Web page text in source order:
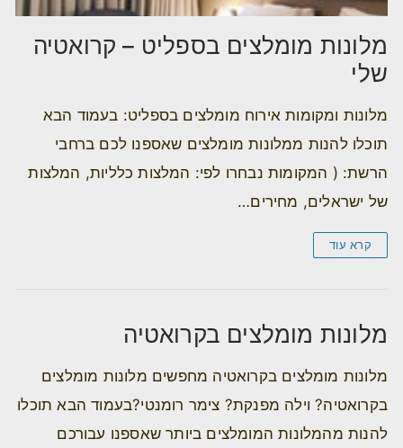
מלונות מומלצים בספליט – קרואטיה
שלי
מלונות ומקומות אירוח מומלצים בספליט: בעמוד הבא
תוכלו להנות ממלונות מומלצים שאספנו לכם ברחבי
הרשת: ( המקומות נבחרו לפי: המלצות כלליות, המלצות
של ישראלים, מחירים…
קרא עוד
מלונות מומלצים בקרואטיה
מלונות מומלצים בקרואטיה מחפשים מלונות מומלצים
בקרואטיה? וילה מפנקת? צימר רומנטי?בעמוד הבא תוכלו
להנות מהמלונות המומלצים ביותר שאספנו עבורכם